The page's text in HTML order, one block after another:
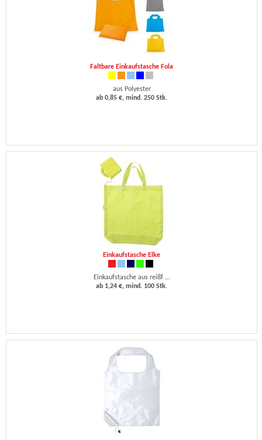
Faltbare Einkaufstasche Fola
aus Polyester
ab 0,85 €, mind. 250 Stk.
Einkaufstasche Elke
Einkaufstasche aus reißf ...
ab 1,24 €, mind. 100 Stk.